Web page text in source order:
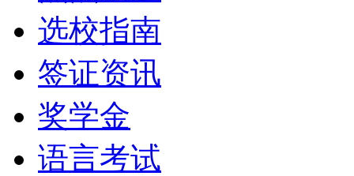
选校指南
签证资讯
奖学金
语言考试